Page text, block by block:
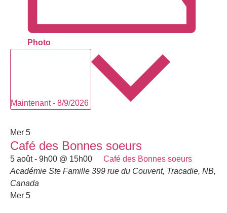
Photo
Maintenant- 8/9/2026
Sélectionnez
une
date.
Mer 5
Café des Bonnes soeurs
5 août - 9h00@ 15h00
Café des Bonnes soeurs
Académie Ste Famille 399 rue du Couvent, Tracadie, NB,
Canada
Mer 5